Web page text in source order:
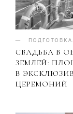
ПОДГОТОВКА
СВАДЬБА В
ЗЕМЛЕЙ:
В
ЦЕРЕМОНИЙ